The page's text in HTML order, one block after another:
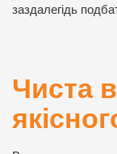
заздалегідь
Чиста